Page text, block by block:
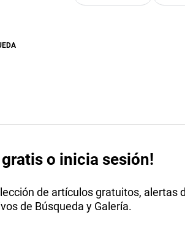
gratis o inicia sesión!
de artículos gratuitos, alertas
de Búsqueda y Galería.